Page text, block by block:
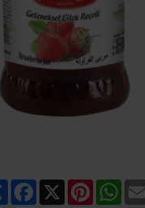
ShareFacebook
X Pinterest